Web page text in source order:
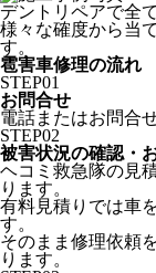
デントリペアで全
様々な確度から当
す。
雹害車修理の流れ
STEP01
お問合せ
電話またはお問合
STEP02
被害状況の確認・
ヘコミ救急隊の見
ります。
有料見積りでは車
す。
そのまま修理依頼
ります。